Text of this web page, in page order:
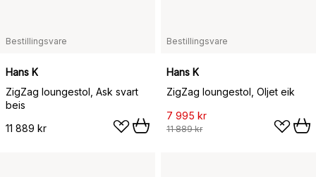
Bestillingsvare
Hans K
ZigZag loungestol, Ask svart
beis
11 889 kr
Bestillingsvare
Hans K
ZigZag loungestol, Oljet eik
7 995 kr
11 889 kr